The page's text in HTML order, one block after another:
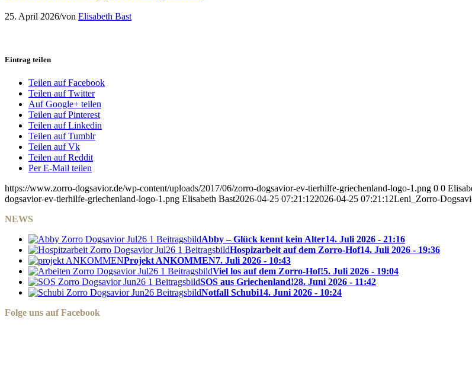
25. April 2026/von Elisabeth Bast
Eintrag teilen
Teilen auf Facebook
Teilen auf Twitter
Auf Google+ teilen
Teilen auf Pinterest
Teilen auf Linkedin
Teilen auf Tumblr
Teilen auf Vk
Teilen auf Reddit
Per E-Mail teilen
https://www.zorro-dogsavior.de/wp-content/uploads/2017/06/zorro-dogsavior-ev-tierhilfe-griechenland-logo-1.png 0 0
dogsavior-ev-tierhilfe-griechenland-logo-1.png Elisabeth Bast2026-04-25 07:21:122026-04-25 07:21:12Leni_Zorro-
NEWS
Abby – Glück kennt kein Alter14. Juli 2026 - 21:16
Hospizarbeit auf dem Zorro-Hof14. Juli 2026 - 19:36
Projekt ANKOMMEN7. Juli 2026 - 10:43
Viel los auf dem Zorro-Hof!5. Juli 2026 - 19:04
SOS aus Griechenland!28. Juni 2026 - 11:42
Notfall Schubi14. Juni 2026 - 10:24
Folge uns auf Facebook